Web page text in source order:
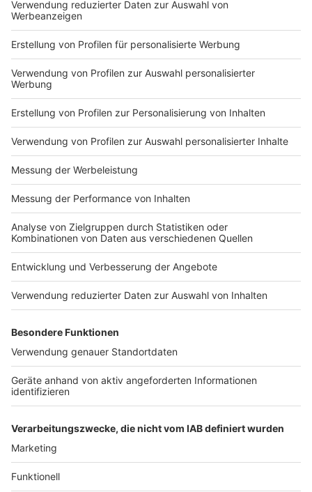
Auch sportlich feierte Cordalis Erfolge. So nahm er
1985 für sein Heimatland bei der Nordischen Ski-WM
in Seefeld am Skilanglauf-Wettbewerb über 30
Kilometer teil. Zwar kam er als Letzter ins Ziel, aber in
Griechenland wurde er immerhin zwei Mal
Landesmeister.
Anzeige
Später aber gab es immer häufiger gesundheitliche
Probleme: eine Bandscheiben-OP etwa, bevor er 2013
bei einem Auftritt in Chemnitz geschwächt auf der
Badezimmer seines Hauses auf Mallorca und brach
sich den Knöchel. Aber wieder kämpfte sich der
Sänger ins Leben und ins Showbiz zurück.
Anzeige
Costa Cordalis hat einmal erklärt, er hoffe, über 100
Jahre alt zu werden. Dieser Wunsch wurde ihm nicht
Anzeige